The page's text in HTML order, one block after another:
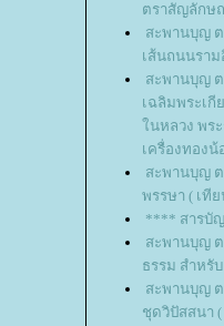
ตราสัญลักษ
สะพานบุญ
เส้นถนนราม
สะพานบุญ
เฉลิมพระเ
นหลวง พร
เครื่องทอง
สะพานบุญ
พรรษา ( เที
**** สารบั
สะพานบุญ
ธรรม สำหรั
สะพานบุญ
ชุดวิปัสสนา (